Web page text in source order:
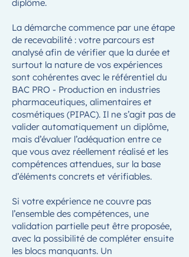
diplôme.
La démarche commence par une étape
de recevabilité : votre parcours est
analysé afin de vérifier que la durée et
surtout la nature de vos expériences
sont cohérentes avec le référentiel du
BAC PRO - Production en industries
pharmaceutiques, alimentaires et
cosmétiques (PIPAC). Il ne s’agit pas de
valider automatiquement un diplôme,
mais d’évaluer l’adéquation entre ce
que vous avez réellement réalisé et les
compétences attendues, sur la base
d’éléments concrets et vérifiables.
Si votre expérience ne couvre pas
l’ensemble des compétences, une
validation partielle peut être proposée,
avec la possibilité de compléter ensuite
les blocs manquants. Un